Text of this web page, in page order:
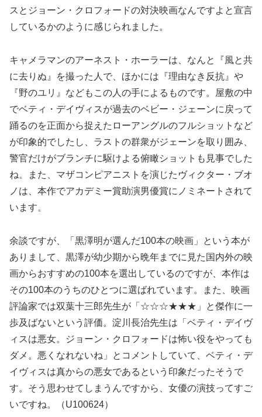
スとジョーン・クロフォードの対決映画なんですよと宣言
しているかのように感じられました。
キャメラマンのアーネスト・ホーラーは、なんと『風と共
に去りぬ』を撮った人で、ほかには『理由なき反抗』や
『野のユリ』などもこの人の手によるものです。屋敷の中
でベティ・デイヴィスが過去のベビー・ジェーンに戻って
踊るのを正面から捉えたローアングルのフルショットなど
が印象的でしたし、ラストの群衆がジェーンを取り囲み、
警官だけがブランチに駆けよる俯瞰ショットも見事でした
ね。また、マザコンピアニストを演じたヴィクター・ブオ
ノは、本作でアカデミー賞助演男優賞にノミネートされて
います。
余談ですが、「黒澤明が選んだ100本の映画」という本が
ありまして、黒澤が幼少期から晩年までに見た国内外の映
画からおすすめの100本を選出しているのですが、本作は
その100本のうちのひとつに選ばれています。また、映画
評論家では双葉十三郎先生が「☆☆☆★★★」と傑作に一
歩及ばないという評価。淀川長治先生は「ベティ・デイヴ
ィスは悪女。ジョーン・クロフォードは怖い役をやっても
ダメ。悪くなれないね」とコメントしていて、ベティ・デ
イヴィスは真からの悪女であるという印象だったそうで
す。そう思わせてしまうんですから、女優の演技ってすご
いですね。（U100624）